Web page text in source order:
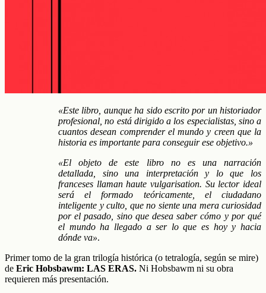
«Este libro, aunque ha sido escrito por un historiador
profesional, no está dirigido a los especialistas, sino a
cuantos desean comprender el mundo y creen que la
historia es importante para conseguir ese objetivo.»
«El objeto de este libro no es una narración
detallada, sino una interpretación y lo que los
franceses llaman haute vulgarisation. Su lector ideal
será el formado teóricamente, el ciudadano
inteligente y culto, que no siente una mera curiosidad
por el pasado, sino que desea saber cómo y por qué
el mundo ha llegado a ser lo que es hoy y hacia
dónde va».
Primer tomo de la gran trilogía histórica (o tetralogía, según se mire)
de Eric Hobsbawm: LAS ERAS. Ni Hobsbawm ni su obra
requieren más presentación.